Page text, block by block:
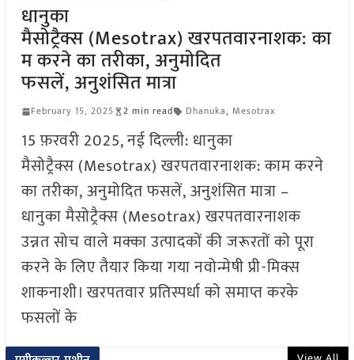
धानुका
मैसोट्रैक्स (Mesotrax) खरपतवारनाशक: का
म करने का तरीका, अनुमोदित
फसलें, अनुशंसित मात्रा
February 15, 2025 2 min read Dhanuka, Mesotrax
15 फ़रवरी 2025, नई दिल्ली: धानुका
मैसोट्रैक्स (Mesotrax) खरपतवारनाशक: काम करने
का तरीका, अनुमोदित फसलें, अनुशंसित मात्रा –
धानुका मैसोट्रैक्स (Mesotrax) खरपतवारनाशक
उन्नत सोच वाले मक्का उत्पादकों की जरूरतों को पूरा
करने के लिए तैयार किया गया नवोन्मेषी प्री-मिक्स
शाकनाशी। खरपतवार प्रतिस्पर्धा को समाप्त करके
फसलों के